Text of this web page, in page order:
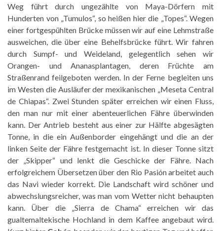
Weg führt durch ungezählte von Maya-Dörfern mit
Hunderten von „Tumulos“, so heißen hier die „Topes“. Wegen
einer fortgespühlten Brücke müssen wir auf eine Lehmstraße
ausweichen, die über eine Behelfsbrücke führt. Wir fahren
durch Sumpf- und Weideland, gelegentlich sehen wir
Orangen- und Ananasplantagen, deren Früchte am
Straßenrand feilgeboten werden. In der Ferne begleiten uns
im Westen die Ausläufer der mexikanischen „Meseta Central
de Chiapas“. Zwei Stunden später erreichen wir einen Fluss,
den man nur mit einer abenteuerlichen Fähre überwinden
kann. Der Antrieb besteht aus einer zur Hälfte abgesägten
Tonne, in die ein Außenborder eingehängt und die an der
linken Seite der Fähre festgemacht ist. In dieser Tonne sitzt
der „Skipper“ und lenkt die Geschicke der Fähre. Nach
erfolgreichem Übersetzen über den Rio Pasión arbeitet auch
das Navi wieder korrekt. Die Landschaft wird schöner und
abwechslungsreicher, was man vom Wetter nicht behaupten
kann. Über die „Sierra de Chama“ erreichen wir das
gualtemaltekische Hochland in dem Kaffee angebaut wird.